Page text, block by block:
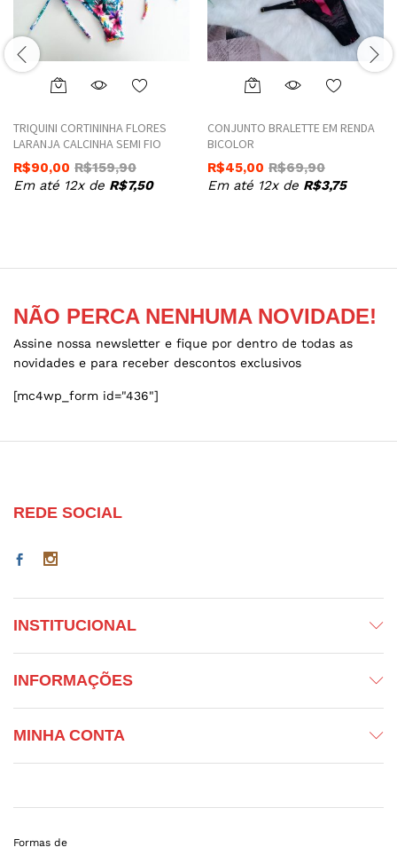
This
has
multiple
variants.
The
chosen
the
product
page
TRIQUINI CORTININHA FLORES
LARANJA CALCINHA SEMI FIO
R$90,00 R$159,90
Em até 12x de R$7,50
This
has
variants.
The
chosen
the
product
page
CONJUNTO BRALETTE EM RENDA
BICOLOR
R$45,00 R$69,90
Em até 12x de R$3,75
NÃO PERCA NENHUMA NOVIDADE!
Assine nossa newsletter e fique por dentro de todas as
novidades e para receber descontos exclusivos
[mc4wp_form id="436"]
REDE SOCIAL
INSTITUCIONAL
INFORMAÇÕES
MINHA CONTA
Formas de